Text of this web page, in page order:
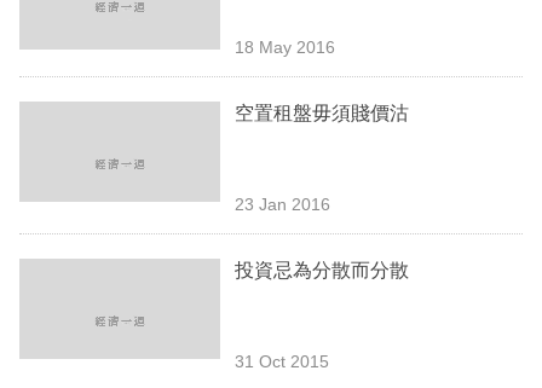
區
18 May 2016
空置租盤毋須賤價沽
23 Jan 2016
投資忌為分散而分散
31 Oct 2015